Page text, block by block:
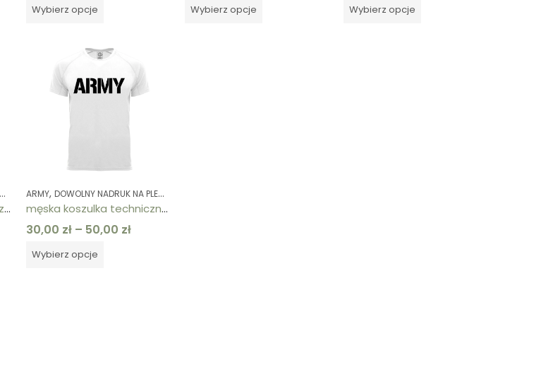
Wybierz opcje Wybierz opcje Wybierz opcje
,KOLEKCJE,KOSZULKI,KOSZULKI,ODZIEŻ DAMSKA
damska koszulka techniczna piaskowa ARMY
ARMY, DOWOLNY NADRUK NA PLECACH
męska koszulka techniczna biała ARMY
30,00 zł – 50,00 zł
Wybierz opcje